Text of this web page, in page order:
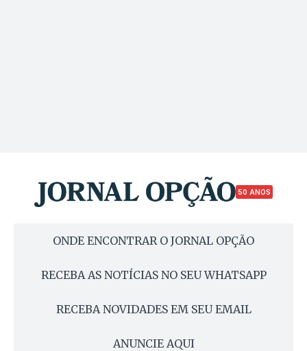
50 ANOS
ONDE ENCONTRAR O JORNAL OPÇÃO
RECEBA AS NOTÍCIAS NO SEU WHATSAPP
RECEBA NOVIDADES EM SEU EMAIL
ANUNCIE AQUI